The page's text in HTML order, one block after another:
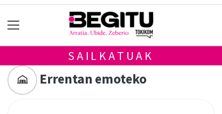
SAILKATUAK
Errentan emoteko